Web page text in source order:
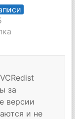
за
версии
и не